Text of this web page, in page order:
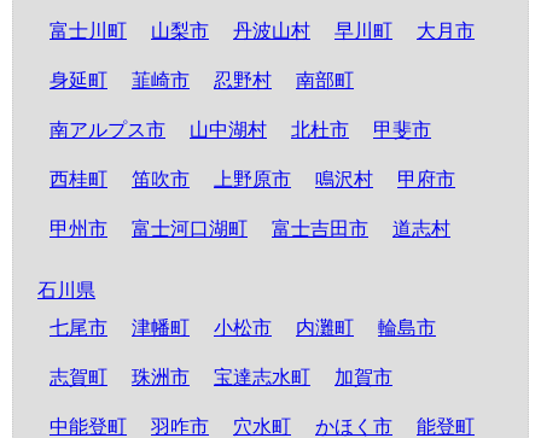
富士川町 山梨市 丹波山村 早川町 大月市
身延町 韮崎市 忍野村 南部町
南アルプス市 山中湖村 北杜市 甲斐市
西桂町 笛吹市 上野原市 鳴沢村 甲府市
甲州市 富士河口湖町 富士吉田市 道志村
石川県
七尾市
津幡町 小松市 内灘町 輪島市
志賀町 珠洲市 宝達志水町 加賀市
中能登町 羽咋市 穴水町 かほく市 能登町